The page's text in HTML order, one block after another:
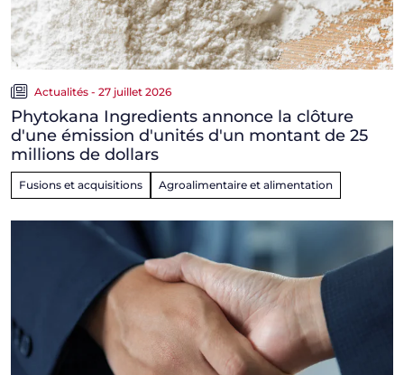
Actualités - 27 juillet 2026
Phytokana Ingredients annonce la clôture
d'une émission d'unités d'un montant de 25
millions de dollars
Fusions et acquisitions Agroalimentaire et alimentation